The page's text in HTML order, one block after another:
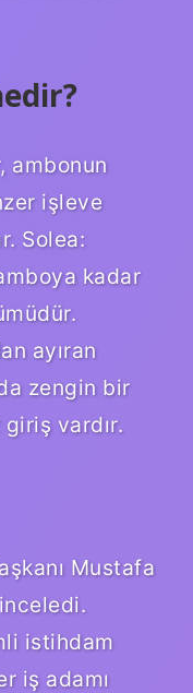
ambonun
işleve
Solea:
kadar
ayıran
zengin bir
vardır.
Mustafa
istihdam
iş adamı